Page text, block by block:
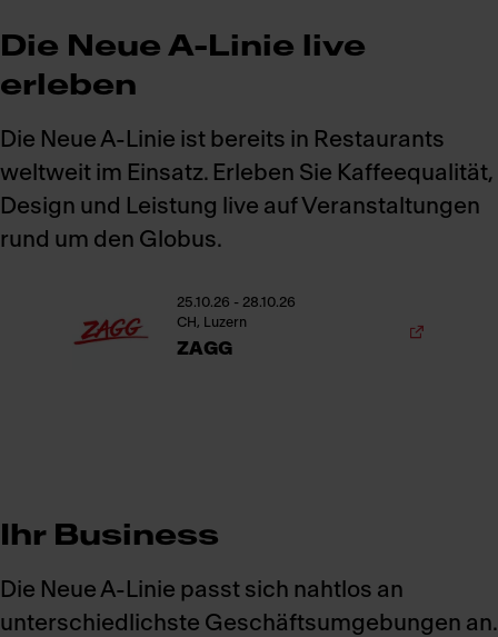
Die Neue A-Linie live
erleben
Die Neue A-Linie ist bereits in Restaurants
weltweit im Einsatz. Erleben Sie Kaffeequalität,
Design und Leistung live auf Veranstaltungen
rund um den Globus.
CH, Luzern
25.10.26 - 28.10.26
ZAGG
Ihr Business
Die Neue A-Linie passt sich nahtlos an
unterschiedlichste Geschäftsumgebungen an.